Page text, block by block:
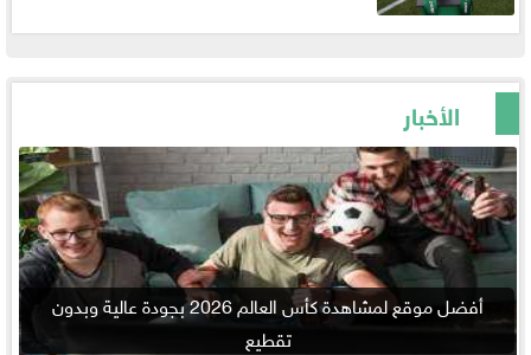
الأخبار
أفضل موقع لمشاهدة كأس العالم 2026 بجودة عالية وبدون
تقطيع